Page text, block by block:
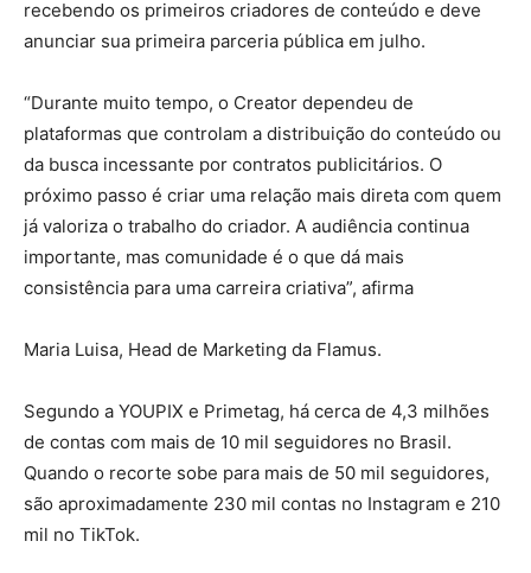
recebendo os primeiros criadores de conteúdo e deve
anunciar sua primeira parceria pública em julho.
“Durante muito tempo, o Creator dependeu de
plataformas que controlam a distribuição do conteúdo ou
da busca incessante por contratos publicitários. O
próximo passo é criar uma relação mais direta com quem
já valoriza o trabalho do criador. A audiência continua
importante, mas comunidade é o que dá mais
consistência para uma carreira criativa”, afirma
Maria Luisa, Head de Marketing da Flamus.
Segundo a YOUPIX e Primetag, há cerca de 4,3 milhões
de contas com mais de 10 mil seguidores no Brasil.
Quando o recorte sobe para mais de 50 mil seguidores,
são aproximadamente 230 mil contas no Instagram e 210
mil no TikTok.